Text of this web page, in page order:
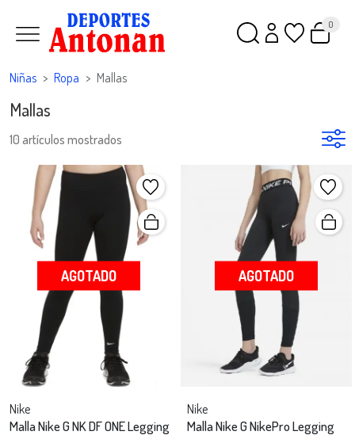
0
Niñas Ropa Mallas
Mallas
10 artículos mostrados
AGOTADO
Nike
Malla Nike G NK DF ONE Legging
AGOTADO
Nike
Malla Nike G NikePro Legging